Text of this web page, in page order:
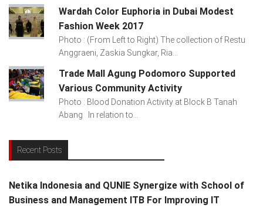
Wardah Color Euphoria in Dubai Modest
Fashion Week 2017
Photo : (From Left to Right) The collection of Restu
Anggraeni, Zaskia Sungkar, Ria...
Trade Mall Agung Podomoro Supported
Various Community Activity
Photo : Blood Donation Activity at Block B Tanah
Abang In relation to...
Recent Posts
Netika Indonesia and QUNIE Synergize with School of
Business and Management ITB For Improving IT